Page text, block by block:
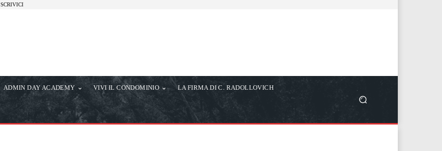
SCRIVICI
ADMIN DAY ACADEMY VIVI IL CONDOMINIO LA FIRMA DI C. RADOLLOVICH